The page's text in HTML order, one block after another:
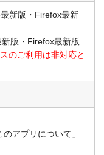
新版・Firefox最新
版・Firefox最新版
のご利用は非対応と
アプリについて」